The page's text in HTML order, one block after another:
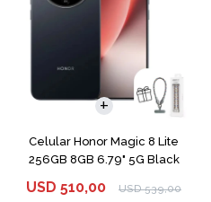
Celular Honor Magic 8 Lite
256GB 8GB 6.79" 5G Black
USD 510,00 USD 539,00
COMPARAR